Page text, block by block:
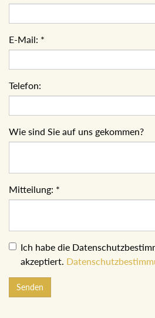
E-Mail: *
Telefon:
Wie sind Sie auf uns gekommen?
Mitteilung: *
Ich habe die
akzeptiert.
Senden